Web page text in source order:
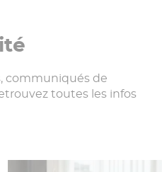
communiqués de
toutes les infos